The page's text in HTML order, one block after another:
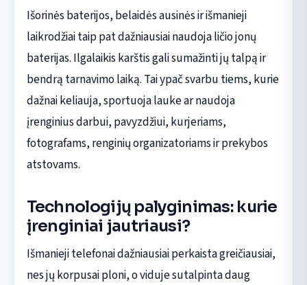
Išorinės baterijos, belaidės ausinės ir išmanieji
laikrodžiai taip pat dažniausiai naudoja ličio jonų
baterijas. Ilgalaikis karštis gali sumažinti jų talpą ir
bendrą tarnavimo laiką. Tai ypač svarbu tiems, kurie
dažnai keliauja, sportuoja lauke ar naudoja
įrenginius darbui, pavyzdžiui, kurjeriams,
fotografams, renginių organizatoriams ir prekybos
atstovams.
Technologijų palyginimas: kurie
įrenginiai jautriausi?
Išmanieji telefonai dažniausiai perkaista greičiausiai,
nes jų korpusai ploni, o viduje sutalpinta daug